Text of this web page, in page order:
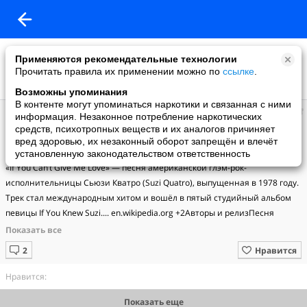
Применяются рекомендательные технологии
Прочитать правила их применении можно по ссылке
Возможны упоминания
В контенте могут упоминаться наркотики и связанная с ними
информация. Незаконное потребление наркотических
средств, психотропных веществ и их аналогов причиняет
вред здоровью, их незаконный оборот запрещён и влечёт
установленную законодательством ответственность
Марат
добавил видео
08.03.2011
Suzi Quatro - If You Can't Give Me Love (Szene 78)
«If You Can’t Give Me Love» — песня американской глэм-рок-
исполнительницы Сьюзи Кватро (Suzi Quatro), выпущенная в 1978 году.
Трек стал международным хитом и вошёл в пятый студийный альбом
певицы If You Knew Suzi.... en.wikipedia.org +2Авторы и релизПесня
написана дуэтом Ники Чинн и Майка Чэпмена (Chinn And Chapman) —
ключевыми хитмейкерами 1970-х годов. Релиз сингла состоялся в
марте 1978 года в Великобритании (сторона B — трек «Cream Dream»),
а в мае 1979 года — в США (с треком «Non-Citizen» на обратной
стороне). Пластинку выпустил лейбл RSO. dzen.ru +3Запись проходила в
декабре 1977 года в студии MCA Whitney Recording Studios в Глендейле
Нравится
Нравится:
Показать еще